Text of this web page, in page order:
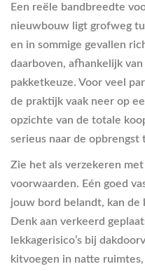
Een reële bandbreedte
nieuwbouw ligt grofweg
en in sommige gevallen
daarboven, afhankelijk
pakketkeuze. Voor veel
de praktijk vaak neer op
opzichte van de totale
serieus naar de opbrengst
Zie het als verzekeren
voorwaarden. Eén goed
jouw bord belandt, kan de
Denk aan verkeerd
lekkagerisico’s bij
kitvoegen in natte